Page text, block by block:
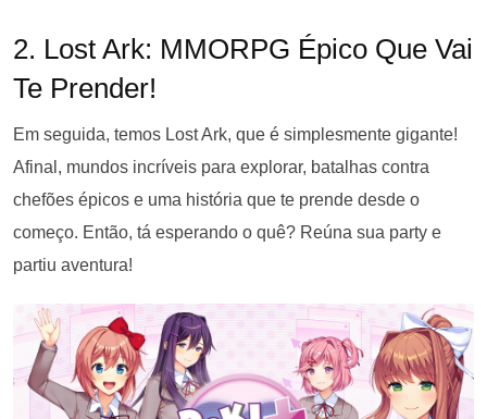
2. Lost Ark: MMORPG Épico Que Vai
Te Prender!
Em seguida, temos Lost Ark, que é simplesmente gigante!
Afinal, mundos incríveis para explorar, batalhas contra
chefões épicos e uma história que te prende desde o
começo. Então, tá esperando o quê? Reúna sua party e
partiu aventura!